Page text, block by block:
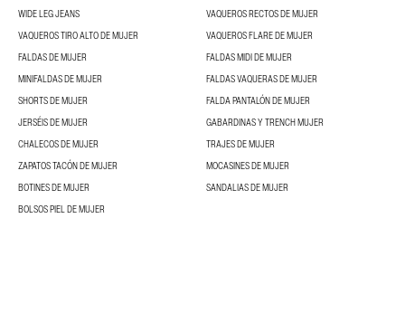
WIDE LEG JEANS
VAQUEROS RECTOS DE MUJER
VAQUEROS TIRO ALTO DE MUJER
VAQUEROS FLARE DE MUJER
FALDAS DE MUJER
FALDAS MIDI DE MUJER
MINIFALDAS DE MUJER
FALDAS VAQUERAS DE MUJER
SHORTS DE MUJER
FALDA PANTALÓN DE MUJER
JERSÉIS DE MUJER
GABARDINAS Y TRENCH MUJER
CHALECOS DE MUJER
TRAJES DE MUJER
ZAPATOS TACÓN DE MUJER
MOCASINES DE MUJER
BOTINES DE MUJER
SANDALIAS DE MUJER
BOLSOS PIEL DE MUJER